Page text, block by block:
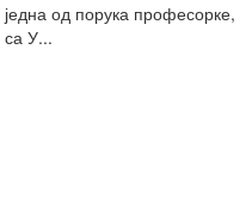
једна од порука професорке,
са У...